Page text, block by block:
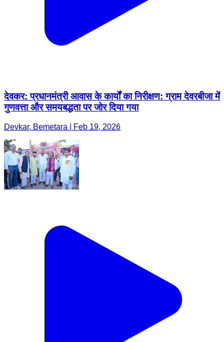
देवकर: प्रधानमंत्री आवास के कार्यों का निरीक्षण: ग्राम देवरबीजा में
गुणवत्ता और समयबद्धता पर जोर दिया गया
Devkar, Bemetara | Feb 19, 2026